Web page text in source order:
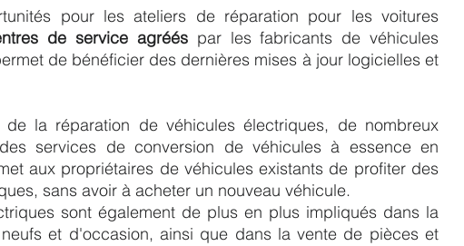
pour les ateliers de réparation pour les voitures
de service agréés par les fabricants de véhicules
de bénéficier des dernières mises à jour logicielles et
la réparation de véhicules électriques, de nombreux
services de conversion de véhicules à essence en
aux propriétaires de véhicules existants de profiter des
sans avoir à acheter un nouveau véhicule.
sont également de plus en plus impliqués dans la
et d'occasion, ainsi que dans la vente de pièces et